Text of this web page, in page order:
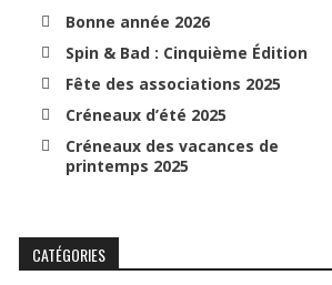
Bonne année 2026
Spin & Bad : Cinquième Édition
Fête des associations 2025
Créneaux d’été 2025
Créneaux des vacances de
printemps 2025
CATÉGORIES